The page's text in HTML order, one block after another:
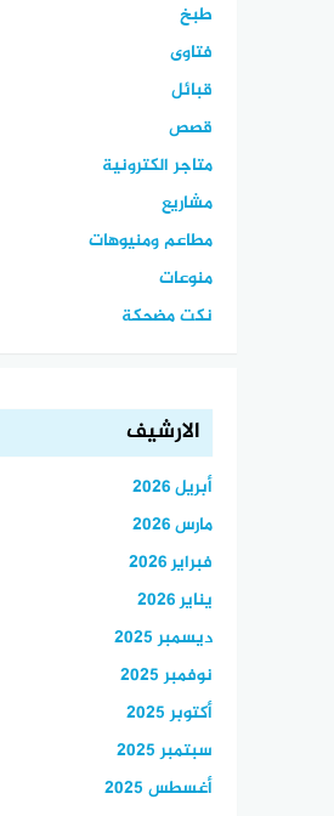
طبخ
فتاوى
قبائل
قصص
متاجر الكترونية
مشاريع
مطاعم ومنيوهات
منوعات
نكت مضحكة
الارشيف
أبريل 2026
مارس 2026
فبراير 2026
يناير 2026
ديسمبر 2025
نوفمبر 2025
أكتوبر 2025
سبتمبر 2025
أغسطس 2025